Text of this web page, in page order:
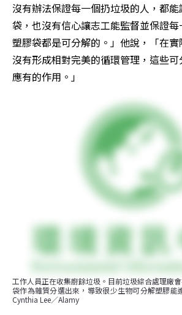
沒有辦法保證每一個扔垃圾的人，都
袋，也沒有信心讓志工能監督並保證
塑膠袋都是可分解的。」他說，「在
沒有形成相對完美的循環管理，這些
應有的作用。」
工作人員正在收集廚餘垃圾。目前垃圾綜合處理廠
袋作為雜質分選出來，導致很少生物可分解塑膠能
Cynthia Lee／Alamy